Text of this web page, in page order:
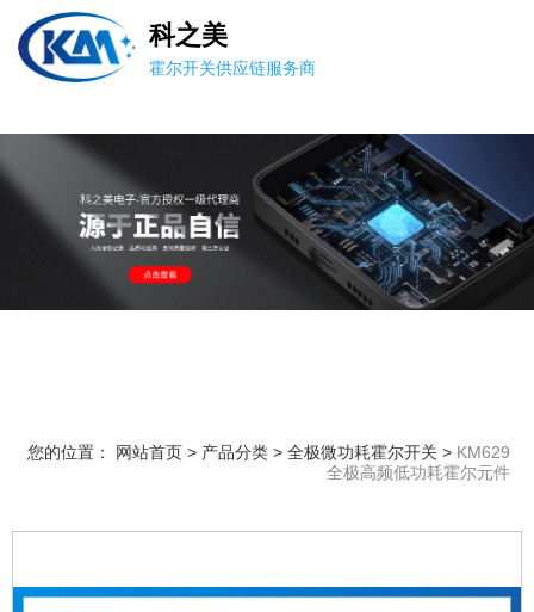
科之美
霍尔开关供应链服务商
您的位置： 网站首页 > 产品分类 > 全极微功耗霍尔开关 > KM629
全极高频低功耗霍尔元件